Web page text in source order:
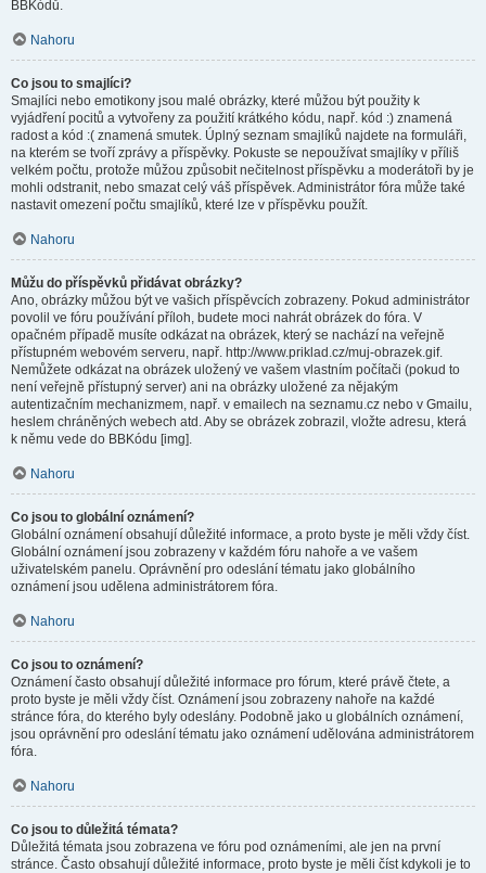
BBKódů.
Nahoru
Co jsou to smajlíci?
Smajlíci nebo emotikony jsou malé obrázky, které můžou být použity k
vyjádření pocitů a vytvořeny za použití krátkého kódu, např. kód :) znamená
radost a kód :( znamená smutek. Úplný seznam smajlíků najdete na formuláři,
na kterém se tvoří zprávy a příspěvky. Pokuste se nepoužívat smajlíky v příliš
velkém počtu, protože můžou způsobit nečitelnost příspěvku a moderátoři by je
mohli odstranit, nebo smazat celý váš příspěvek. Administrátor fóra může také
nastavit omezení počtu smajlíků, které lze v příspěvku použít.
Nahoru
Můžu do příspěvků přidávat obrázky?
Ano, obrázky můžou být ve vašich příspěvcích zobrazeny. Pokud administrátor
povolil ve fóru používání příloh, budete moci nahrát obrázek do fóra. V
opačném případě musíte odkázat na obrázek, který se nachází na veřejně
přístupném webovém serveru, např. http://www.priklad.cz/muj-obrazek.gif.
Nemůžete odkázat na obrázek uložený ve vašem vlastním počítači (pokud to
není veřejně přístupný server) ani na obrázky uložené za nějakým
autentizačním mechanizmem, např. v emailech na seznamu.cz nebo v Gmailu,
heslem chráněných webech atd. Aby se obrázek zobrazil, vložte adresu, která
k němu vede do BBKódu [img].
Nahoru
Co jsou to globální oznámení?
Globální oznámení obsahují důležité informace, a proto byste je měli vždy číst.
Globální oznámení jsou zobrazeny v každém fóru nahoře a ve vašem
uživatelském panelu. Oprávnění pro odeslání tématu jako globálního
oznámení jsou udělena administrátorem fóra.
Nahoru
Co jsou to oznámení?
Oznámení často obsahují důležité informace pro fórum, které právě čtete, a
proto byste je měli vždy číst. Oznámení jsou zobrazeny nahoře na každé
stránce fóra, do kterého byly odeslány. Podobně jako u globálních oznámení,
jsou oprávnění pro odeslání tématu jako oznámení udělována administrátorem
fóra.
Nahoru
Co jsou to důležitá témata?
Důležitá témata jsou zobrazena ve fóru pod oznámeními, ale jen na první
stránce. Často obsahují důležité informace, proto byste je měli číst kdykoli je to